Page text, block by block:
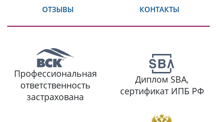
ОТЗЫВЫ
КОНТАКТЫ
Профессиональная
ответственность
застрахована
Диплом SBA,
сертификат ИПБ РФ